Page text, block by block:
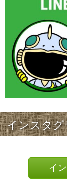
インスタ
イ